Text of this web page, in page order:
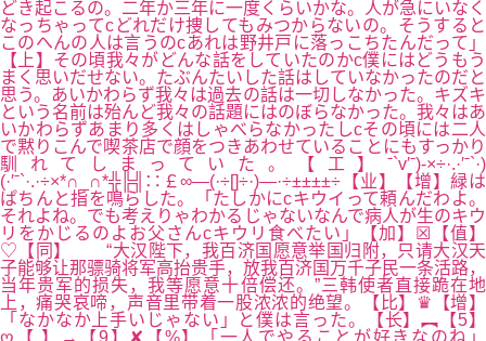
どき起こるの。二年か三年に一度くらいかな。人が急にいなく
なっちゃってcどれだけ捜してもみつからないの。そうすると
このへんの人は言うのcあれは野井戸に落っこちたんだって」
【上】その頃我々がどんな話をしていたのかc僕にはどうもう
まく思いだせない。たぶんたいした話はしていなかったのだと
思う。あいかわらず我々は過去の話は一切しなかった。キズキ
という名前は殆んど我々の話題にはのぼらなかった。我々はあ
いかわらずあまり多くはしゃべらなかったしcその頃には二人
で黙りこんで喫茶店で顔をつきあわせていることにもすっかり
馴れてしまっていた。【工】ˉ`v′ˉ)-×÷·.·′ˉ`·)
(·′ˉ`·.·÷×*∩_∩*╬╠╣∷￡∞—(·÷[]÷·)—·÷±±±±÷【业】【增】緑は
ぱちんと指を鳴らした。「たしかにcキウイって頼んだわよ。
それよね。でも考えりゃわかるじゃないなんで病人が生のキウ
リをかじるのよお父さんcキウリ食べたい」【加】☒【值】
♡【同】 “大汉陛下，我百济国愿意举国归附，只请大汉天
子能够让那骠骑将军高抬贵手，放我百济国万千子民一条活路，
当年贵军的损失，我等愿意十倍偿还。”三韩使者直接跪在地
上，痛哭哀啼，声音里带着一股浓浓的绝望。【比】♛【增】
「なかなか上手いじゃない」と僕は言った。【长】︻【5】
ღ【.】→【9】✘【%】「一人でやることが好きなのね」